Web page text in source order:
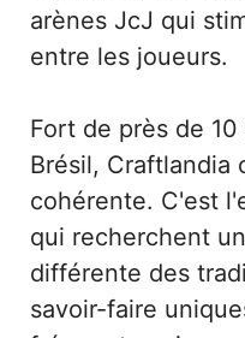
arènes JcJ qui
entre les joueurs.
Fort de près de
Brésil, Craftlandia
cohérente. C'est
qui recherchent
différente des
savoir-faire